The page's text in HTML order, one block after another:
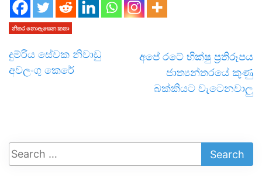
නිතර නොඇසෙන කතා
දුම්රිය සේවක නිවාඩු
අවලංගු කෙරේ
අපේ රටේ භික්ෂු ප්‍රතිරූපය
ජාත්‍යන්තරයේ කුණු
බක්කියට වැටෙනවාලු